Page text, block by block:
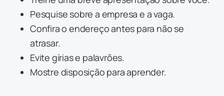
Pesquise sobre a empresa e a vaga.
Confira o endereço antes para não se
atrasar.
Evite gírias e palavrões.
Mostre disposição para aprender.